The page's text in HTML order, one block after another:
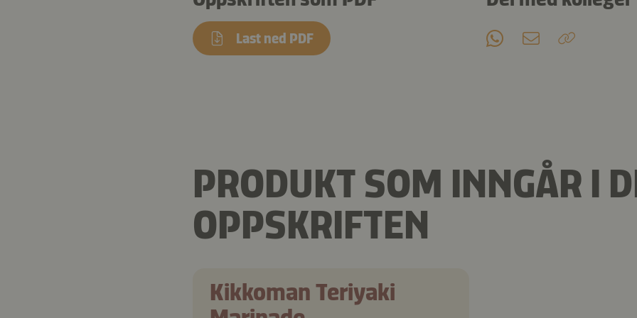
Last ned PDF
PRODUKT SOM INNGÅR I
OPPSKRIFTEN
Kikkoman Teriyaki